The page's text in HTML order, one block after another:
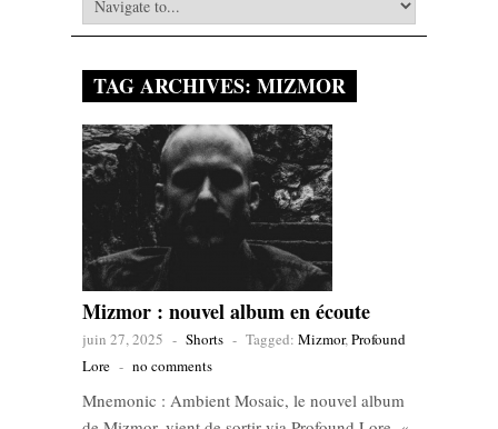
TAG ARCHIVES: MIZMOR
Mizmor : nouvel album en écoute
juin 27, 2025 - Shorts - Tagged: Mizmor,Profound
Lore - no comments
Mnemonic : Ambient Mosaic, le nouvel album